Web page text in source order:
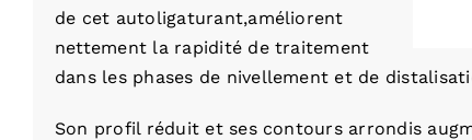
de cet autoligaturant,améliorent
nettement la rapidité de traitement
dans les phases de nivellement et de
Son profil réduit et ses contours arrondis